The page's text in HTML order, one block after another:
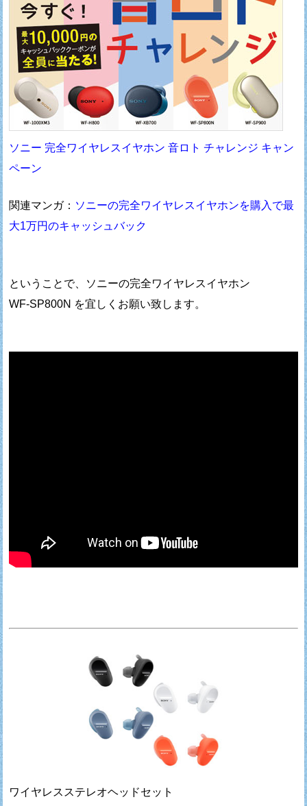
ソニー 完全ワイヤレスイヤホン 音ロト チャレンジ キャン
ペーン
関連マンガ： ソニーの完全ワイヤレスイヤホンを購入で最
大1万円のキャッシュバック
ということで、ソニーの完全ワイヤレスイヤホン
WF-SP800N を宜しくお願い致します。
ワイヤレスステレオヘッドセット